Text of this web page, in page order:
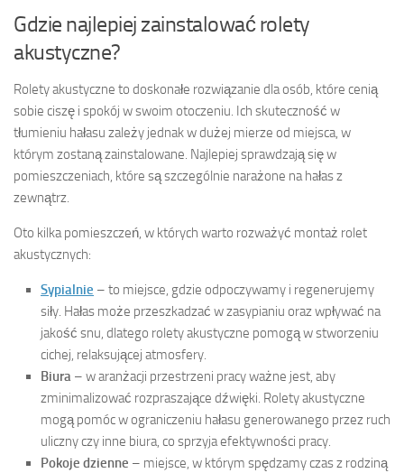
Gdzie najlepiej zainstalować rolety
akustyczne?
Rolety akustyczne to doskonałe rozwiązanie dla osób, które cenią
sobie ciszę i spokój w swoim otoczeniu. Ich skuteczność w
tłumieniu hałasu zależy jednak w dużej mierze od miejsca, w
którym zostaną zainstalowane. Najlepiej sprawdzają się w
pomieszczeniach, które są szczególnie narażone na hałas z
zewnątrz.
Oto kilka pomieszczeń, w których warto rozważyć montaż rolet
akustycznych:
Sypialnie – to miejsce, gdzie odpoczywamy i regenerujemy
siły. Hałas może przeszkadzać w zasypianiu oraz wpływać na
jakość snu, dlatego rolety akustyczne pomogą w stworzeniu
cichej, relaksującej atmosfery.
Biura – w aranżacji przestrzeni pracy ważne jest, aby
zminimalizować rozpraszające dźwięki. Rolety akustyczne
mogą pomóc w ograniczeniu hałasu generowanego przez ruch
uliczny czy inne biura, co sprzyja efektywności pracy.
Pokoje dzienne – miejsce, w którym spędzamy czas z rodziną